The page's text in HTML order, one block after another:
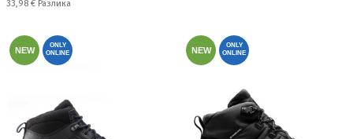
Спестявате:
33,98 € Разлика
NEW
ONLY
ONLINE
NEW
ONLY
ONLINE